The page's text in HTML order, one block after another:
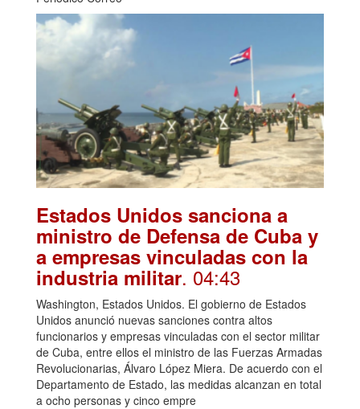
Estados Unidos sanciona a
ministro de Defensa de Cuba y
a empresas vinculadas con la
industria militar. 04:43
Washington, Estados Unidos. El gobierno de Estados
Unidos anunció nuevas sanciones contra altos
funcionarios y empresas vinculadas con el sector militar
de Cuba, entre ellos el ministro de las Fuerzas Armadas
Revolucionarias, Álvaro López Miera. De acuerdo con el
Departamento de Estado, las medidas alcanzan en total
a ocho personas y cinco empre